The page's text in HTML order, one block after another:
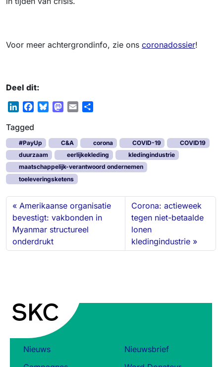
Voor meer achtergrondinfo, zie ons coronadossier!
Deel dit:
n
k
e
d
I
n
e
b
o
o
k
e
s
k
y
M
t
o
d
o
n
l
e
n
Tagged
#PayUp C&A corona COVID-19
COVID19
duurzaam
eerlijkekleding
kledingindustrie
maatschappelijk-verantwoord ondernemen
toeleveringsketens
Amerikaanse organisatie
bevestigt: vakbonden in
Myanmar structureel
onderdrukt
Corona: actieweek
tegen niet-betaalde
lonen
kledingindustrie
Nieuws
Nieuwsbrief